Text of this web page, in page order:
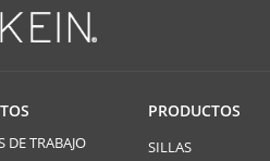
DE TRABAJO
PRODUCTOS
SILLAS